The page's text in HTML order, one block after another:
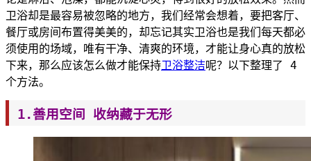
卫浴却是最容易被忽略的地方，我们经常会想着，要把客厅、
餐厅或房间布置得美美的，却忘记其实卫浴也是我们每天都必
须使用的场域，唯有干净、清爽的环境，才能让身心真的放松
下来，那么应该怎么做才能保持卫浴整洁呢？以下整理了 4
个方法。
1.善用空间 收纳藏于无形